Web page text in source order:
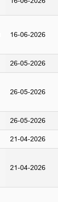
16-06-2026
26-05-2026
26-05-2026
26-05-2026
21-04-2026
21-04-2026